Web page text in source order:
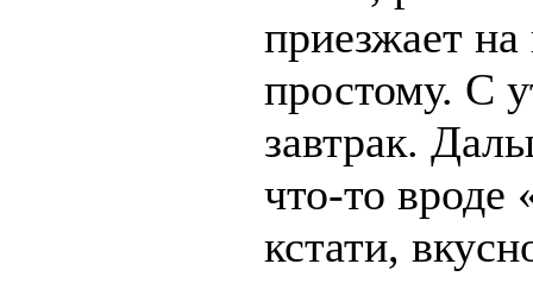
приезжает
простому. С
завтрак.
что-то вроде
кстати,